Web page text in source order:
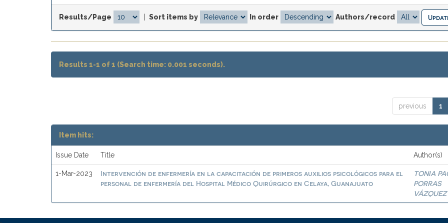
Results/Page Sort items by In order Authors/record
Results 1-1 of 1 (Search time: 0.001 seconds).
previous 1
Item hits:
Issue Date Title Author(s)
1-Mar-2023
Intervención de enfermería en la capacitación de primeros auxilios psicológicos para el
personal de enfermería del Hospital Médico Quirúrgico en Celaya, Guanajuato
TONIA
PORRAS
VÁZQUEZ